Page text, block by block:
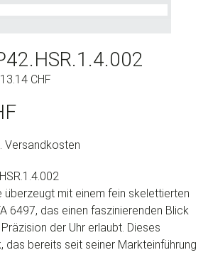
CHF
Versandkosten
überzeugt mit einem fein skelettierten
6497, das einen faszinierenden Blick
der Uhr erlaubt. Dieses
das bereits seit seiner Markteinführung